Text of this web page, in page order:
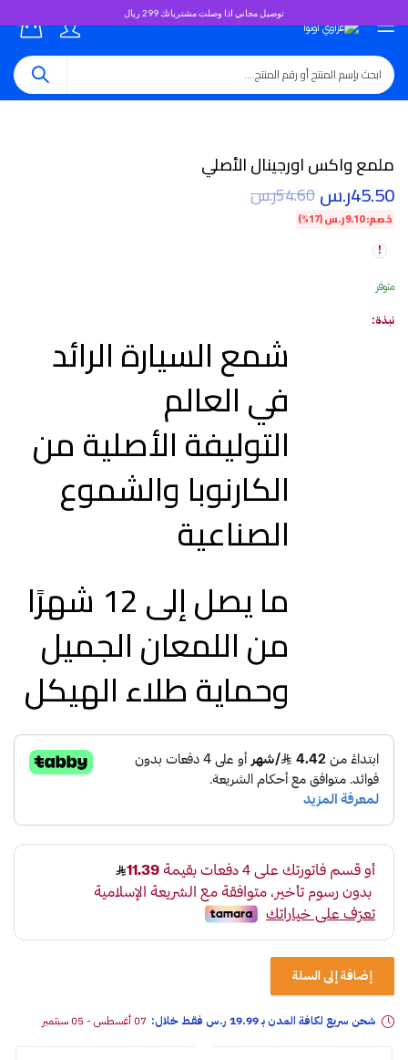
توصيل مجاني اذا وصلت مشترياتك 299 ريال
ملمع واكس اورجينال الأصلي
45.50ر.س54.60ر.س
خصم:9.10ر.س(17%)
متوفر
نبذة:
شمع السيارة الرائد
في العالم
التوليفة الأصلية من
الكارنوبا والشموع
الصناعية
ما يصل إلى 12 شهرًا
من اللمعان الجميل
وحماية طلاء الهيكل
إضافة إلى السلة
شحن سريع لكافة المدن بـ 19.99 ر.س فقـط خلال: 07 أغسطس - 05 سبتمبر